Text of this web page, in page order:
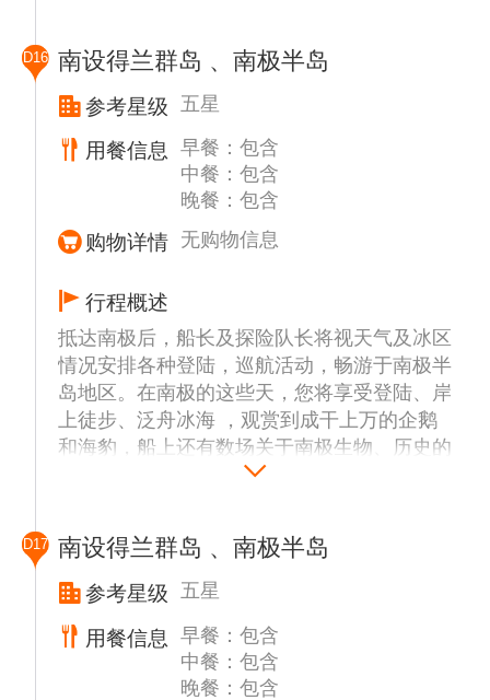
择性的登陆或者巡航以下部分地点或者其他可
能地区预定前往地点：
纳克港 (Neko Harbour)
纳克港 (Neko Harbour) 是尖凸企鹅的聚集地
同时也是阿根廷难民的避难所，纳克港(Neko
Harbour) 安逸的平躺在众山环抱的安沃尔湾
(Andvord Bay)，雄伟壮观的冰川成为它天然
的屏障。在到达专门饲养小须鲸的地方时，你
就能完全体会到巍峨的安沃尔湾 (Andvord
Bay) 和南极洲半岛的景致了。纳克港(Neko
Harbour)也是能登上南极大陆的仅有的几个地
点之一。
艾米兰特布朗科考站 (Almirante Brown)
这里曾是阿根廷的工作站，夏季人满为患，直
到1984年站上一直驻守的医生因不能继续忍
站。没有人在那次火灾中受伤，但从此这个站
点就废弃了，只保留了几个储备物资的紧急援
助屋。比较有趣的这里可以进行任何人都会的
其是付出了汗水的代价，然后直接用屁股滑下
D16 南设得兰群岛 、南极半岛
参考星级 五星
用餐信息
早餐：包含
中餐：包含
晚餐：包含
购物详情 无购物信息
行程概述
抵达南极后，船长及探险队长将视天气及冰区
情况安排各种登陆，巡航活动，畅游于南极半
岛地区。在南极的这些天，您将享受登陆、岸
上徒步、泛舟冰海 ，观赏到成干上万的企鹅
和海豹，船上还有数场关于南极生物、历史的
讲座。 行程安排以安全第一，由船长和船方
择性的登陆或者巡航以下部分地点或者其他可
能地区预定前往地点：
天堂湾 (Paradise Harbour)
正如其名，天堂港美的让人心醉，也许它就是
你魂牵梦萦的地方，任何言语的表达在这里都
D17 南设得兰群岛 、南极半岛
参考星级 五星
用餐信息
早餐：包含
中餐：包含
晚餐：包含